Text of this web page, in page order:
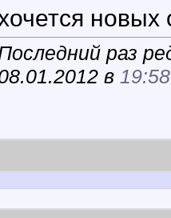
раз
в 19:58